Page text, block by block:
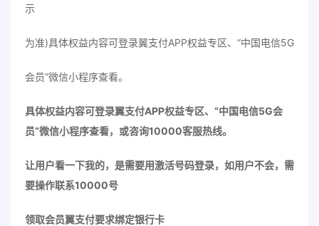
示
为准)具体权益内容可登录翼支付APP权益专区、“中国电信5G
会员”微信小程序查看。
具体权益内容可登录翼支付APP权益专区、“中国电信5G会
员”微信小程序查看，或咨询10000客服热线。
让用户看一下我的，是需要用激活号码登录，如用户不会，需
要操作联系10000号
领取会员翼支付要求绑定银行卡